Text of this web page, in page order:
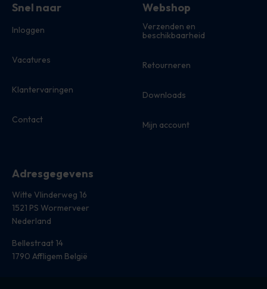
Snel naar
Inloggen
Vacatures
Klantervaringen
Contact
Webshop
Verzenden en
beschikbaarheid
Retourneren
Downloads
Mijn account
Adresgegevens
Witte Vlinderweg 16
1521 PS Wormerveer
Nederland
Bellestraat 14
1790 Affligem België